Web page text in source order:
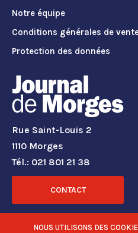
Notre équipe
Conditions générales de
Protection des données
Rue Saint-Louis 2
1110 Morges
Tél.: 021 801 21 38
CONTACT
RÉSEAUX SOCIAUX
NOUS UTILISONS DES